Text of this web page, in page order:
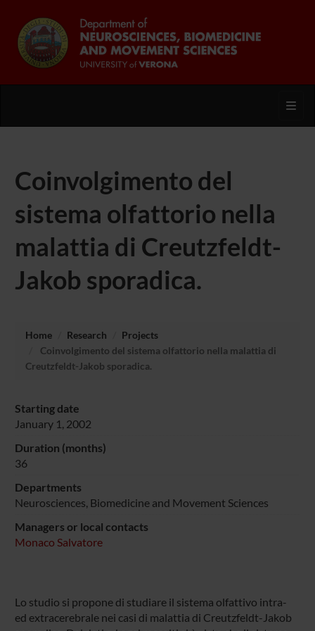
Coinvolgimento del
sistema olfattorio nella
malattia di Creutzfeldt-
Jakob sporadica.
Home Research
Projects
Coinvolgimento del sistema olfattorio nella malattia di
Creutzfeldt-Jakob sporadica.
Starting date
January 1, 2002
Duration (months)
36
Departments
Neurosciences, Biomedicine and Movement Sciences
Managers or local contacts
Monaco Salvatore
Lo studio si propone di studiare il sistema olfattivo intra-
ed extracerebrale nei casi di malattia di Creutzfeldt-Jakob